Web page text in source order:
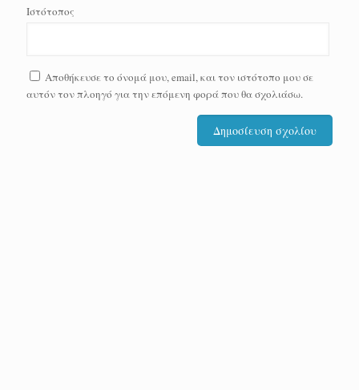
Ιστότοπος
Αποθήκευσε το όνομά μου, email, και τον ιστότοπο μου σε
αυτόν τον πλοηγό για την επόμενη φορά που θα σχολιάσω.